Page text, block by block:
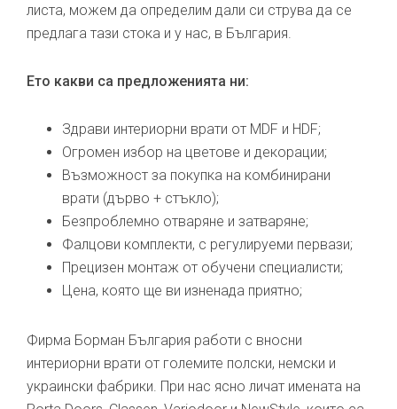
листа, можем да определим дали си струва да се
предлага тази стока и у нас, в България.
Ето какви са предложенията ни:
Здрави интериорни врати от MDF и HDF;
Огромен избор на цветове и декорации;
Възможност за покупка на комбинирани
врати (дърво + стъкло);
Безпроблемно отваряне и затваряне;
Фалцови комплекти, с регулируеми первази;
Прецизен монтаж от обучени специалисти;
Цена, която ще ви изненада приятно;
Фирма Борман България работи с вносни
интериорни врати от големите полски, немски и
украински фабрики. При нас ясно личат имената на